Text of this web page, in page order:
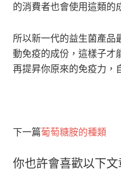
的消費者也會使用這類的
所以新一代的益生菌產品
動免疫的成份，這樣子才
再提昇你原來的免疫力，
下一篇葡萄糖胺的種類
你也許會喜歡以下文